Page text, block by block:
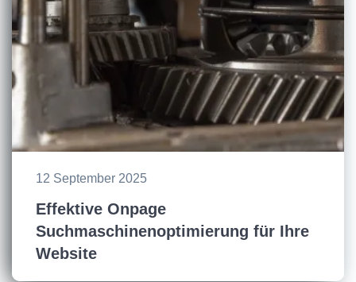
12 September 2025
Effektive Onpage
Suchmaschinenoptimierung für Ihre
Website